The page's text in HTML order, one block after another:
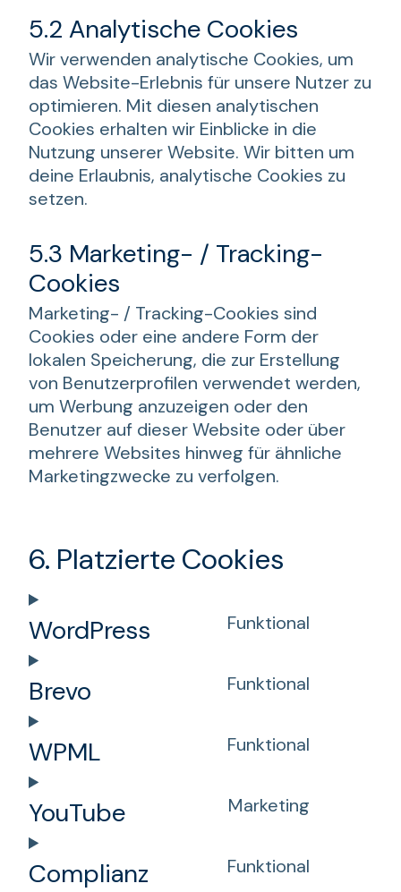
5.2 Analytische Cookies
Wir verwenden analytische Cookies, um
das Website-Erlebnis für unsere Nutzer zu
optimieren. Mit diesen analytischen
Cookies erhalten wir Einblicke in die
Nutzung unserer Website. Wir bitten um
deine Erlaubnis, analytische Cookies zu
setzen.
5.3 Marketing- / Tracking-
Cookies
Marketing- / Tracking-Cookies sind
Cookies oder eine andere Form der
lokalen Speicherung, die zur Erstellung
von Benutzerprofilen verwendet werden,
um Werbung anzuzeigen oder den
Benutzer auf dieser Website oder über
mehrere Websites hinweg für ähnliche
Marketingzwecke zu verfolgen.
6. Platzierte Cookies
WordPress Funktional
Brevo Funktional
WPML Funktional
YouTube Marketing
Complianz Funktional